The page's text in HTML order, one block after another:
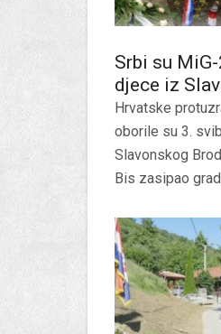
Srbi su
djece iz
Hrvatske
oborile su 3.
Slavonskog
Bis zasipao